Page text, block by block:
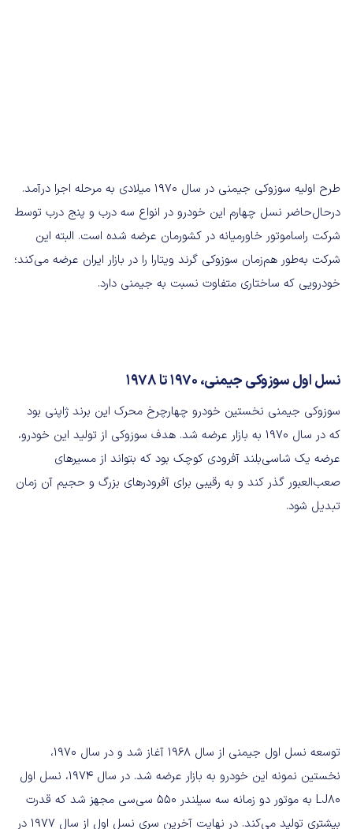
طرح اولیه سوزوکی جیمنی در سال ۱۹۷۰ میلادی به مرحله اجرا درآمد.
درحال‌حاضر نسل چهارم این خودرو در انواع سه درب و پنج درب توسط
شرکت راساموتور خاورمیانه در کشورمان عرضه شده است. البته این
شرکت به‌طور هم‌زمان سوزوکی گرند ویتارا را در بازار ایران عرضه می‌کند؛
خودرویی که ساختاری متفاوت نسبت به جیمنی دارد.
نسل اول سوزوکی جیمنی، ۱۹۷۰ تا ۱۹۷۸
سوزوکی جیمنی نخستین خودرو چهارچرخ محرک این برند ژاپنی بود
که در سال ۱۹۷۰ به بازار عرضه شد. هدف سوزوکی از تولید این خودرو،
عرضه یک شاسی‌بلند آفرودی کوچک بود که بتواند از مسیرهای
صعب‌العبور گذر کند و به رقیبی برای آفرودرهای بزرگ و حجیم آن زمان
تبدیل شود.
توسعه نسل اول جیمنی از سال ۱۹۶۸ آغاز شد و در سال ۱۹۷۰،
نخستین نمونه این خودرو به بازار عرضه شد. در سال ۱۹۷۴، نسل اول
LJ80 به موتور دو زمانه سه سیلندر ۵۵۰ سی‌سی مجهز شد که قدرت
بیشتری تولید می‌کند. در نهایت آخرین سری نسل اول از سال ۱۹۷۷ در